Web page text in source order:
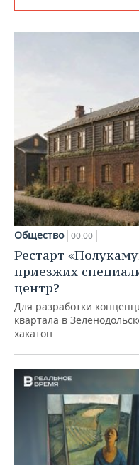
Общество 00:00
Рестарт
приезжих
центр?
Для разработки
квартала в
хакатон